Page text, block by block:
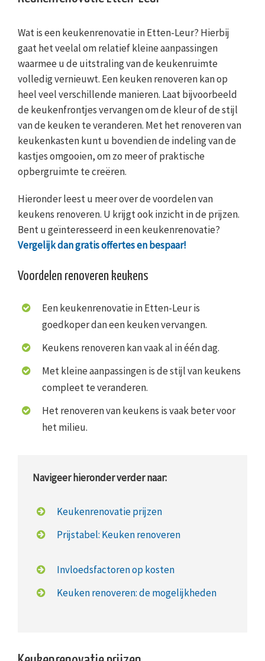
Wat is een keukenrenovatie in Etten-Leur? Hierbij
gaat het veelal om relatief kleine aanpassingen
waarmee u de uitstraling van de keukenruimte
volledig vernieuwt. Een keuken renoveren kan op
heel veel verschillende manieren. Laat bijvoorbeeld
de keukenfrontjes vervangen om de kleur of de stijl
van de keuken te veranderen. Met het renoveren van
keukenkasten kunt u bovendien de indeling van de
kastjes omgooien, om zo meer of praktische
opbergruimte te creëren.
Hieronder leest u meer over de voordelen van
keukens renoveren. U krijgt ook inzicht in de prijzen.
Bent u geïnteresseerd in een keukenrenovatie?
Vergelijk dan gratis offertes en bespaar!
Voordelen renoveren keukens
Een keukenrenovatie in Etten-Leur is
goedkoper dan een keuken vervangen.
Keukens renoveren kan vaak al in één dag.
Met kleine aanpassingen is de stijl van keukens
compleet te veranderen.
Het renoveren van keukens is vaak beter voor
het milieu.
Navigeer hieronder verder naar:
Keukenrenovatie prijzen
Prijstabel: Keuken renoveren
Invloedsfactoren op kosten
Keuken renoveren: de mogelijkheden